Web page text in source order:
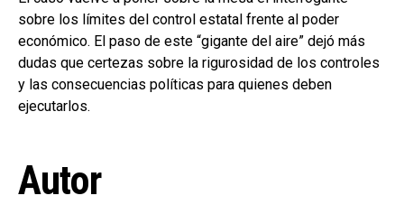
sobre los límites del control estatal frente al poder
económico. El paso de este “gigante del aire” dejó más
dudas que certezas sobre la rigurosidad de los controles
y las consecuencias políticas para quienes deben
ejecutarlos.
Autor